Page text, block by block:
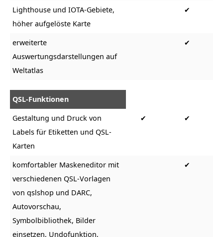
Lighthouse und IOTA-Gebiete,
höher aufgelöste Karte
✔
erweiterte
Auswertungsdarstellungen auf
Weltatlas
✔
QSL-Funktionen
Gestaltung und Druck von
Labels für Etiketten und QSL-
Karten
✔ ✔
komfortabler Maskeneditor mit
verschiedenen QSL-Vorlagen
von qslshop und DARC,
Autovorschau,
Symbolbibliothek, Bilder
einsetzen, Undofunktion,
✔